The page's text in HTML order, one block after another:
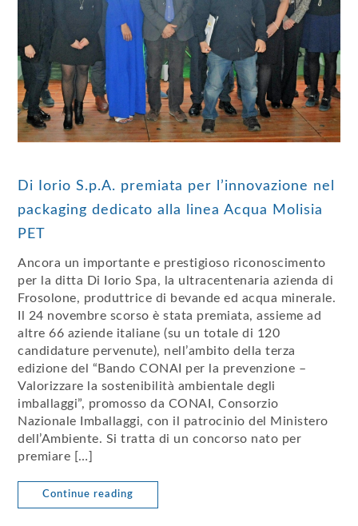
Di Iorio S.p.A. premiata per l’innovazione nel
packaging dedicato alla linea Acqua Molisia
PET
Ancora un importante e prestigioso riconoscimento
per la ditta Di Iorio Spa, la ultracentenaria azienda di
Frosolone, produttrice di bevande ed acqua minerale.
Il 24 novembre scorso è stata premiata, assieme ad
altre 66 aziende italiane (su un totale di 120
candidature pervenute), nell’ambito della terza
edizione del “Bando CONAI per la prevenzione –
Valorizzare la sostenibilità ambientale degli
imballaggi”, promosso da CONAI, Consorzio
Nazionale Imballaggi, con il patrocinio del Ministero
dell’Ambiente. Si tratta di un concorso nato per
premiare […]
Continue reading